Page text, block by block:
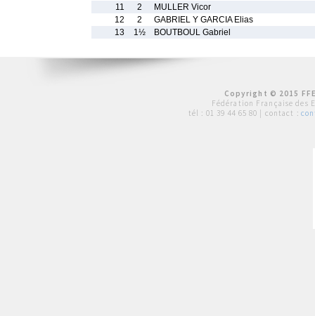
11
2
MULLER Vicor
12
2
GABRIEL Y GARCIA Elias
13
1½ BOUTBOUL Gabriel
Copyright © 2015
Fédération Française des
tél : 01 39 44 65 80 | contact :